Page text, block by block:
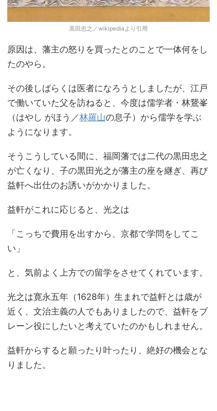
黒田忠之／wikipediaより引用
原因は、藩主の怒りを買ったとのことで一体何をし
たのやら。
その後しばらくは医者になろうとしましたが、江戸
で働いていた父を訪ねると、今度は儒学者・林鵞峯
（はやし がほう／林羅山の息子）から儒学を学ぶ
ようになります。
そうこうしている間に、福岡藩では二代の黒田忠之
が亡くなり、子の黒田光之が藩主の座を継ぎ、再び
益軒へ出仕のお誘いがかかりました。
益軒がこれに応じると、光之は
「こっちで費用を出すから、京都で学問をしてこ
い」
と、気前よく上方での留学をさせてくれています。
光之は寛永五年（1628年）生まれで益軒とは歳が
近く、文治主義の人でもありましたので、益軒をブ
レーン役にしたいと考えていたのかもしれません。
益軒からすると願ったり叶ったり、絶好の機会とな
りました。